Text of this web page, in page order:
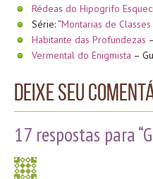
Rédeas do Hipogrifo
Série: “Montarias de Classes
Habitante das Profundezas
Vermental do Enigmista –
Deixe seu
17 respostas para